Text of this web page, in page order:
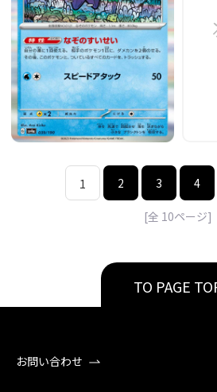
1 2 3 4
[全 10ページ]
TO PAGE
お問い合わせ